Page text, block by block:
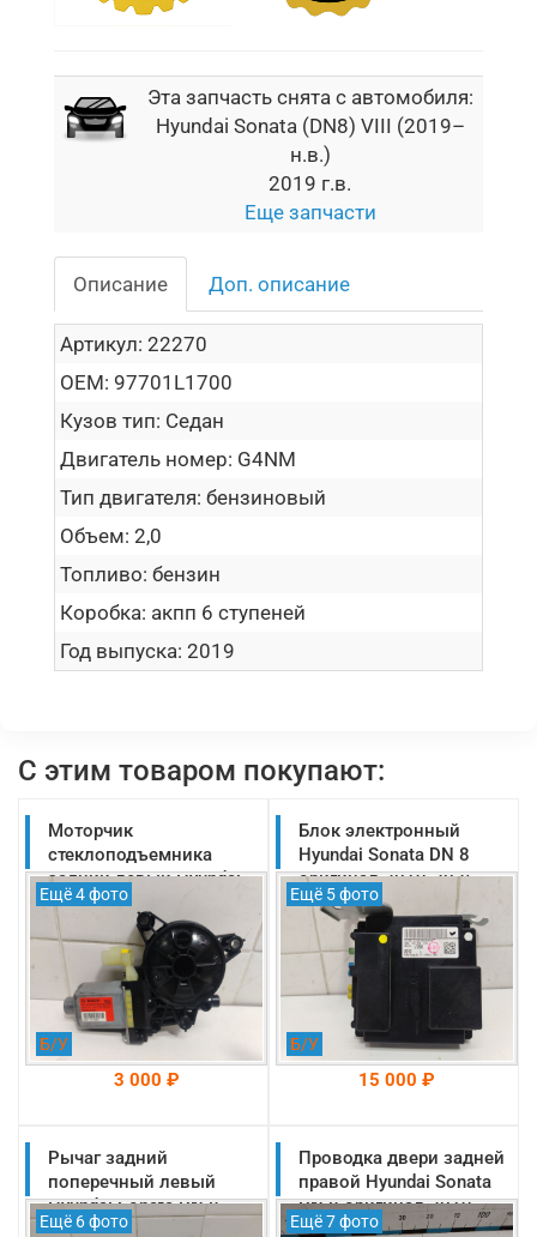
Эта запчасть снята с автомобиля:
Hyundai Sonata (DN8) VIII (2019–
н.в.)
2019 г.в.
Еще запчасти
Описание Доп. описание
Артикул: 22270
OEM: 97701L1700
Кузов тип: Седан
Двигатель номер: G4NM
Тип двигателя: бензиновый
Объем: 2,0
Топливо: бензин
Коробка: акпп 6 ступеней
Год выпуска: 2019
С этим товаром покупают:
Моторчик
стеклоподъемника
задний левый Hyundai
Sonata DN 8 оригинал
2019-2025
(83460L1000)
Ещё 4 фото
Б/У
3 000 ₽
На складе: Раменское
-->
Блок электронный
Hyundai Sonata DN 8
оригинал 2019-2025
(95720L1200)
Ещё 5 фото
Б/У
15 000 ₽
На складе: Раменское
-->
Рычаг задний
поперечный левый
Hyundai Sonata DN 8
оригинал 2019-2025
Ещё 6 фото
Проводка двери задней
правой Hyundai Sonata
DN 8 оригинал 2019-
2025 (91630L1040)
Ещё 7 фото